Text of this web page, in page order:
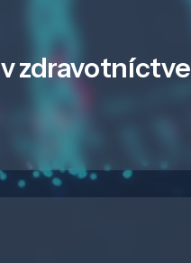
v zdravotníctve